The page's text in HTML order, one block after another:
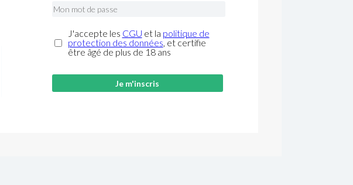
J'accepte les CGU et la politique de
protection des données, et certifie
être âgé de plus de 18 ans